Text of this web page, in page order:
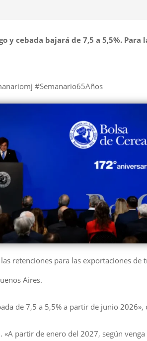
y cebada bajará de 7,5 a 5,5%. Para
#Semanario65Años
retenciones para las exportaciones de
Aires.
de 7,5 a 5,5% a partir de junio
partir de enero del 2027, según